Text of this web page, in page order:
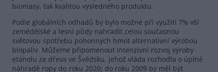
biomasy, tak kvalitou výsledného produktu.
Podle globálních odhadů by bylo možné při využití 7% vší
zemědělské a lesní půdy nahradit celou současnou
světovou spotřebu pohonných hmot alternativní výrobou
biopaliv. Můžeme připomenout intenzivní rozvoj výroby
etanolu ze dřeva ve Švédsku, jehož vláda rozhodla o úplné
náhradě ropy do roku 2020; do roku 2009 by měl být